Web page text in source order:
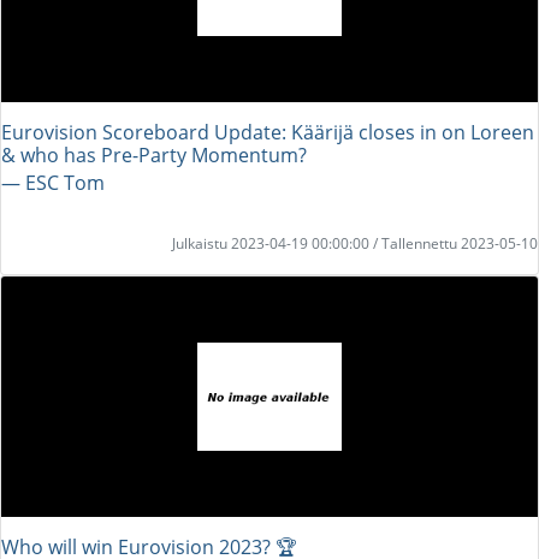
Eurovision Scoreboard Update: Käärijä closes in on Loreen
& who has Pre-Party Momentum?
― ESC Tom
Julkaistu 2023-04-19 00:00:00 / Tallennettu 2023-05-10
Who will win Eurovision 2023? 🏆